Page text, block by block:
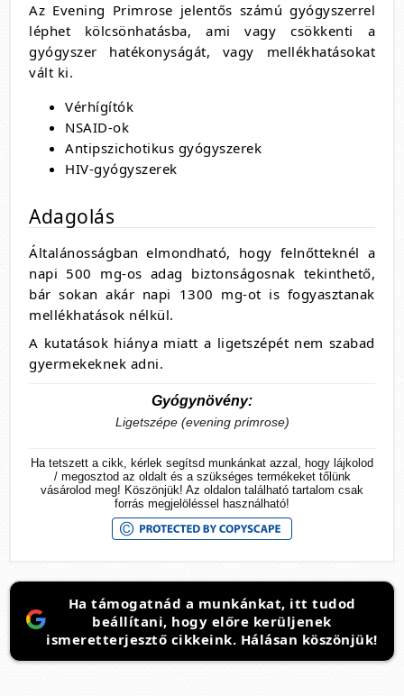
Az Evening Primrose jelentős számú gyógyszerrel
léphet kölcsönhatásba, ami vagy csökkenti a
gyógyszer hatékonyságát, vagy mellékhatásokat
vált ki.
Vérhígítók
NSAID-ok
Antipszichotikus gyógyszerek
HIV-gyógyszerek
Adagolás
Általánosságban elmondható, hogy felnőtteknél a
napi 500 mg-os adag biztonságosnak tekinthető,
bár sokan akár napi 1300 mg-ot is fogyasztanak
mellékhatások nélkül.
A kutatások hiánya miatt a ligetszépét nem szabad
gyermekeknek adni.
Gyógynövény:
Ligetszépe (evening primrose)
Ha tetszett a cikk, kérlek segítsd munkánkat azzal, hogy lájkolod
/ megosztod az oldalt és a szükséges termékeket tőlünk
vásárolod meg! Köszönjük! Az oldalon található tartalom csak
forrás megjelöléssel használható!
Ha támogatnád a munkánkat, itt tudod
beállítani, hogy előre kerüljenek
ismeretterjesztő cikkeink. Hálásan köszönjük!